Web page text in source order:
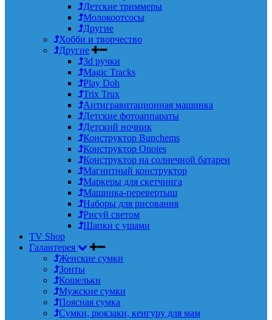
Детские триммеры
Молокоотсосы
Другие
Хобби и творчество
Другие
3d ручки
Magic Tracks
Play Doh
Trix Trux
Антигравитационная машинка
Детские фотоаппараты
Детский ночник
Конструктор Bunchems
Конструктор Onoies
Конструктор на солнечной батареи
Магнитный конструктор
Маркеры для скетчинга
Машинка-перевертыш
Наборы для рисования
Рисуй светом
Шапки с ушами
TV Shop
Галантерея
Женские сумки
Зонты
Кошельки
Мужские сумки
Поясная сумка
Сумки, рюкзаки, кенгуру для мам